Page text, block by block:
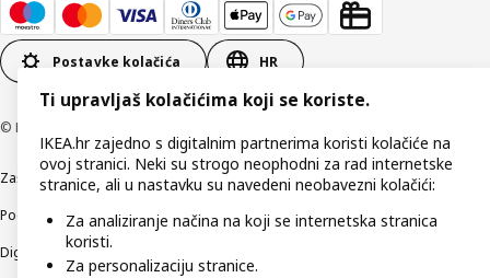
Postavke kolačića HR
© Inter IKEA Systems B.V 1999-2026
Zaštita privatnostiKako koristimo kolačiće (Cookies)Uvjeti poslovanja
Podaci o tvrtki IKEA HrvatskaEtično otkrivanje sigurnosnih nedostataka
Digitalna pristupačnost
Ti upravljaš kolačićima koji se koriste.
IKEA.hr zajedno s digitalnim partnerima koristi kolačiće na
ovoj stranici. Neki su strogo neophodni za rad internetske
stranice, ali u nastavku su navedeni neobavezni kolačići:
Za analiziranje načina na koji se internetska stranica
koristi.
Za personalizaciju stranice.